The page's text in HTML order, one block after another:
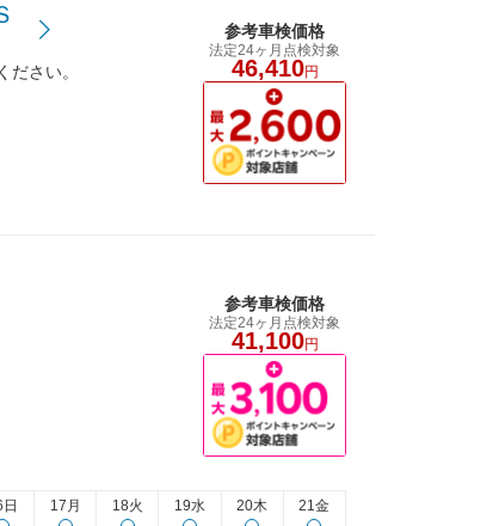
さい。
参考車検価格
法定24ヶ月点検対象
46,410円
参考車検価格
法定24ヶ月点検対象
41,100円
日 17月 18火 19水 20木 21金